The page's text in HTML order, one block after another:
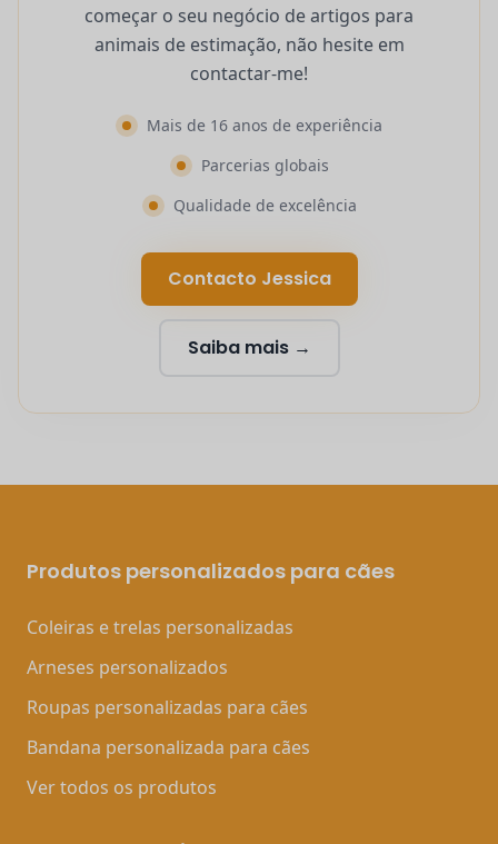
começar o seu negócio de artigos para
animais de estimação, não hesite em
contactar-me!
Mais de 16 anos de experiência
Parcerias globais
Qualidade de excelência
Contacto Jessica
Saiba mais →
Produtos personalizados para cães
Coleiras e trelas personalizadas
Arneses personalizados
Roupas personalizadas para cães
Bandana personalizada para cães
Ver todos os produtos